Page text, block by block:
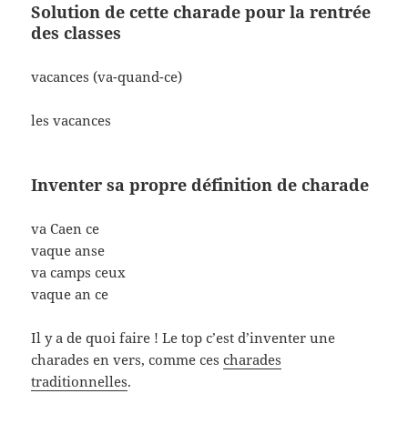
Solution de cette charade pour la rentrée
des classes
vacances (va-quand-ce)
les vacances
Inventer sa propre définition de charade
va Caen ce
vaque anse
va camps ceux
vaque an ce
Il y a de quoi faire ! Le top c’est d’inventer une
charades en vers, comme cescharades
traditionnelles.